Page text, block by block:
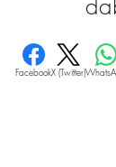
FacebookX (Twitter)